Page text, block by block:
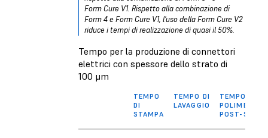
Form Cure V1. Rispetto alla combinazione di
Form 4 e Form Cure V1, l'uso della Form Cure V2
riduce i tempi di realizzazione di quasi il 50%.
Tempo per la produzione di connettori
elettrici con spessore dello strato di
100 μm
TEMPO
DI
STAMPA
TEMPO DI
LAVAGGIO
TEMPO DI
POST-